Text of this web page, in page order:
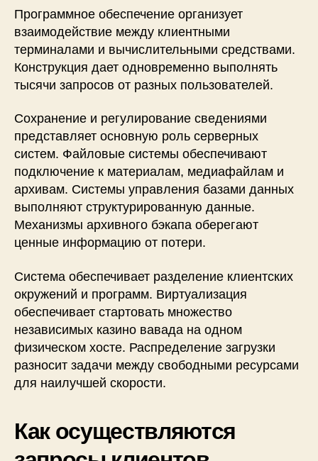
Программное обеспечение организует
взаимодействие между клиентными
терминалами и вычислительными средствами.
Конструкция дает одновременно выполнять
тысячи запросов от разных пользователей.
Сохранение и регулирование сведениями
представляет основную роль серверных
систем. Файловые системы обеспечивают
подключение к материалам, медиафайлам и
архивам. Системы управления базами данных
выполняют структурированную данные.
Механизмы архивного бэкапа оберегают
ценные информацию от потери.
Система обеспечивает разделение клиентских
окружений и программ. Виртуализация
обеспечивает стартовать множество
независимых казино вавада на одном
физическом хосте. Распределение загрузки
разносит задачи между свободными ресурсами
для наилучшей скорости.
Как осуществляются